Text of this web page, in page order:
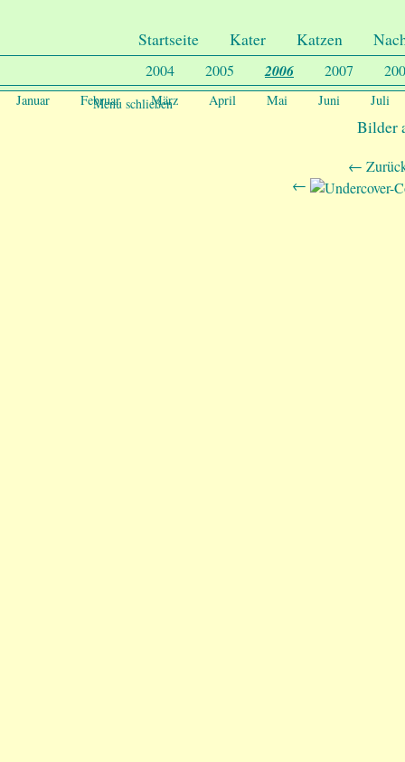
Startseite Kater Katzen
2004 2005 2006 2007
Januar Februar März April Mai Juni Juli
Menu schließen
Bilder
←
←